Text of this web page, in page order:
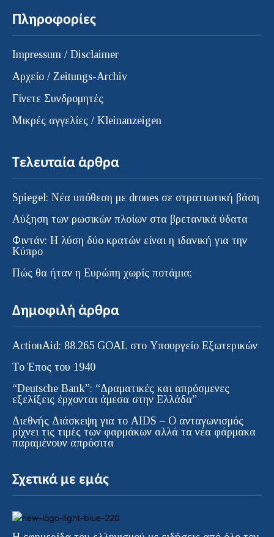
Πληροφορίες
Impressum / Disclaimer
Αρχείο / Zeitungs-Archiv
Γίνετε Συνδρομητές
Μικρές αγγελίες / Kleinanzeigen
Τελευταία άρθρα
Spiegel: Νέα υπόθεση με drones σε στρατιωτική βάση
Αύξηση των ρωσικών πλοίων στα βρετανικά ύδατα
Φιντάν: Η λύση δύο κρατών είναι η ιδανική για την
Κύπρο
Πώς θα ήταν η Ευρώπη χωρίς ποτάμια;
Δημοφιλή άρθρα
ActionAid: 88.265 GOAL στο Υπουργείο Εξωτερικών
Το Έπος του 1940
“Deutsche Bank”: “Δραματικές και απρόσμενες
εξελίξεις έρχονται άμεσα στην Ελλάδα”
Διεθνής Διάσκεψη για το AIDS – Ο ανταγωνισμός
ρίχνει τις τιμές των φαρμάκων αλλά τα νέα φάρμακα
παραμένουν απρόσιτα
Σχετικά με εμάς